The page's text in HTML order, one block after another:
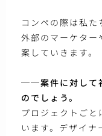
コンペの際は私た
外部のマーケター
案していきます。
──案件に対して
のでしょう。
プロジェクトご
います。デザイナ